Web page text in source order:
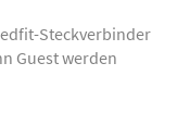
Steckverbinder
Guest werden